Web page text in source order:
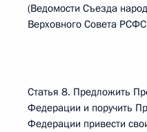
(Ведомости Съезда
Верховного Совета
Статья 8. Предложить
Федерации и поручить
Федерации привести